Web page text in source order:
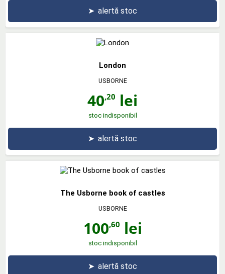
➤ alertă stoc
London
USBORNE
40,20 lei
stoc indisponibil
➤ alertă stoc
The Usborne book of castles
USBORNE
100,60 lei
stoc indisponibil
➤ alertă stoc